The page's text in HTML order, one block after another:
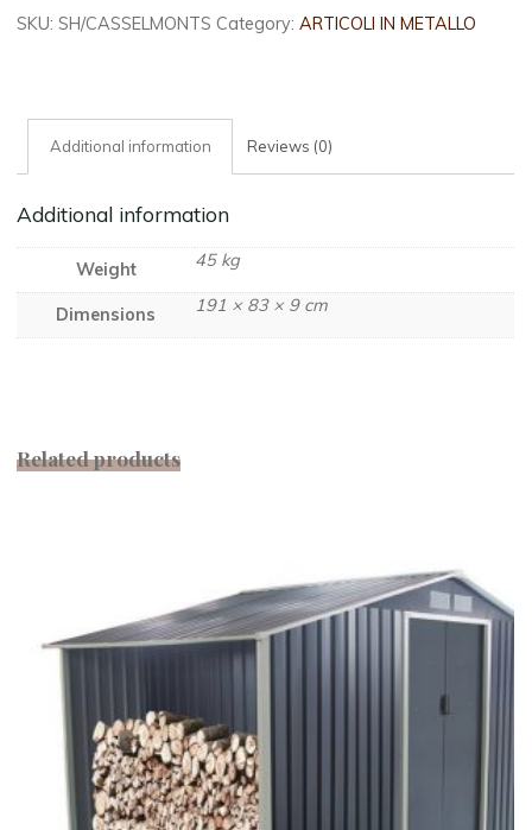
SHELTERLOGIC
SKU:SH/CASSELMONTS Category:ARTICOLI IN METALLO
Additional information Reviews (0)
Additional information
Weight 45 kg
Dimensions 191 × 83 × 9 cm
Related products